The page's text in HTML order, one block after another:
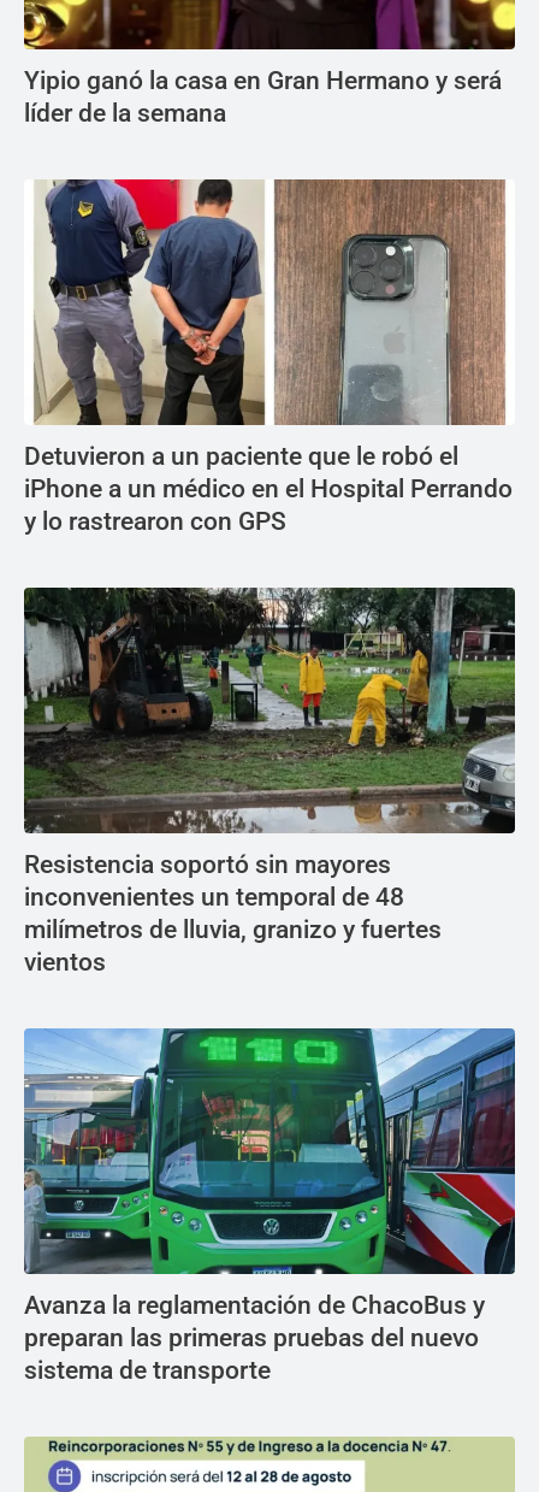
Yipio ganó la casa en Gran Hermano y será
líder de la semana
Detuvieron a un paciente que le robó el
iPhone a un médico en el Hospital Perrando
y lo rastrearon con GPS
Resistencia soportó sin mayores
inconvenientes un temporal de 48
milímetros de lluvia, granizo y fuertes
vientos
Avanza la reglamentación de ChacoBus y
preparan las primeras pruebas del nuevo
sistema de transporte